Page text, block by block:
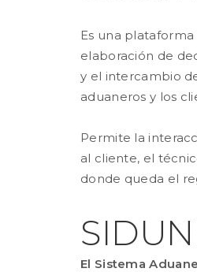
Es una
elaboración de
y el intercambio
aduaneros y los
Permite la
al cliente, el
donde queda el
El Sistema